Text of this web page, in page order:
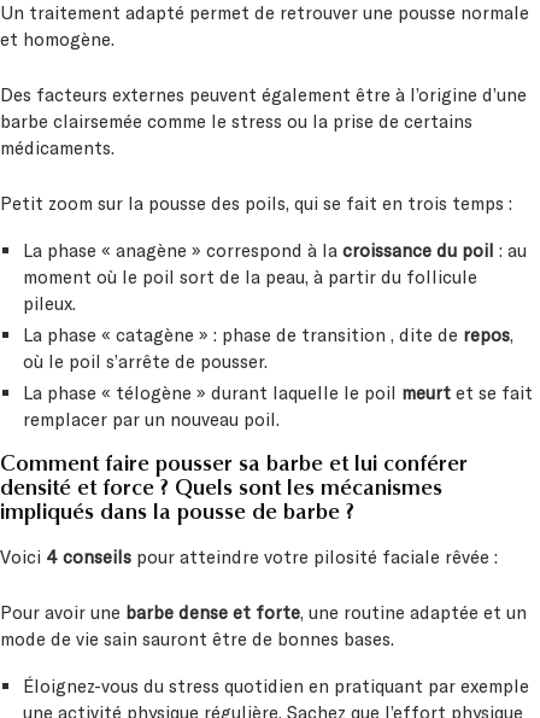
Un traitement adapté permet de retrouver une pousse normale
et homogène.
Des facteurs externes peuvent également être à l’origine d’une
barbe clairsemée comme le stress ou la prise de certains
médicaments.
Petit zoom sur la pousse des poils, qui se fait en trois temps :
La phase « anagène » correspond à la croissance du poil : au
moment où le poil sort de la peau, à partir du follicule
pileux.
La phase « catagène » : phase de transition , dite de repos,
où le poil s’arrête de pousser.
La phase « télogène » durant laquelle le poil meurtet se fait
remplacer par un nouveau poil.
Comment faire pousser sa barbe et lui conférer
densité et force ? Quels sont les mécanismes
impliqués dans la pousse de barbe ?
Voici 4 conseils pour atteindre votre pilosité faciale rêvée :
Pour avoir une barbe dense et forte, une routine adaptée et un
mode de vie sain sauront être de bonnes bases.
Éloignez-vous du stress quotidien en pratiquant par exemple
une activité physique régulière. Sachez que l’effort physique